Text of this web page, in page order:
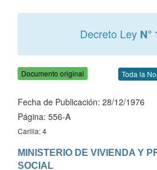
Decreto Ley N°
Documento original Toda la
Fecha de Publicación: 28/12/1976
Página: 556-A
Carilla: 4
MINISTERIO DE VIVIENDA Y